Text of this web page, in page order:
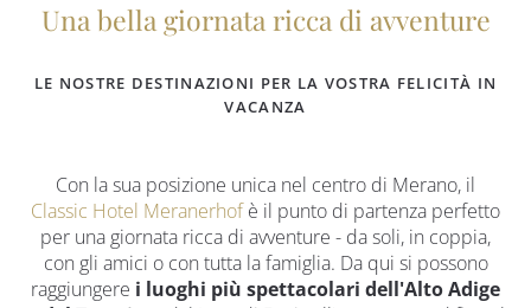
Una bella giornata ricca di avventure
LE NOSTRE DESTINAZIONI PER LA VOSTRA FELICITÀ IN
VACANZA
Con la sua posizione unica nel centro di Merano, il
Classic Hotel Meranerhofè il punto di partenza perfetto
per una giornata ricca di avventure - da soli, in coppia,
con gli amici o con tutta la famiglia. Da qui si possono
raggiungere i luoghi più spettacolari dell'Alto Adige